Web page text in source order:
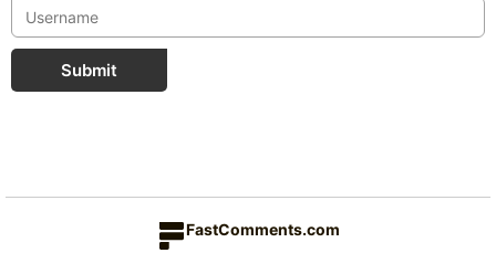
Submit
FastComments.com